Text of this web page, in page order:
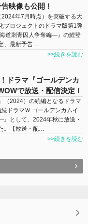
映像も公開！
年7月時点）を突破する大
プロジェクトのドラマ版第1弾
道刺青囚人争奪編―』の鯉登
、最新予告…
>>続きを読む
ドラマ『ゴールデンカ
で放送・配信決定！
（2024）の続編となるドラマ
ドラマＷ ゴールデンカムイ
として、2024年秋に放送・
。【放送・配…
>>続きを読む